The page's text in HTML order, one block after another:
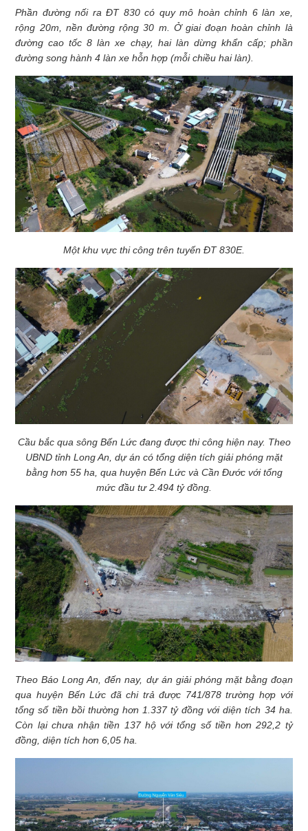
Phần đường nối ra ĐT 830 có quy mô hoàn chỉnh 6 làn xe,
rộng 20m, nền đường rộng 30 m. Ở giai đoạn hoàn chỉnh là
đường cao tốc 8 làn xe chạy, hai làn dừng khẩn cấp; phần
đường song hành 4 làn xe hỗn hợp (mỗi chiều hai làn).
Một khu vực thi công trên tuyến ĐT 830E.
Cầu bắc qua sông Bến Lức đang được thi công hiện nay. Theo
UBND tỉnh Long An, dự án có tổng diện tích giải phóng mặt
bằng hơn 55 ha, qua huyện Bến Lức và Cần Đước với tổng
mức đầu tư 2.494 tỷ đồng.
Theo Báo Long An, đến nay, dự án giải phóng mặt bằng đoạn
qua huyện Bến Lức đã chi trả được 741/878 trường hợp với
tổng số tiền bồi thường hơn 1.337 tỷ đồng với diện tích 34 ha.
Còn lại chưa nhận tiền 137 hộ với tổng số tiền hơn 292,2 tỷ
đồng, diện tích hơn 6,05 ha.